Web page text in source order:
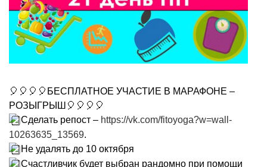
🎈🎈🎈🎈БЕСПЛАТНОЕ УЧАСТИЕ В МАРАФОНЕ –
РОЗЫГРЫШ🎈🎈🎈🎈
Сделать репост – https://vk.com/fitoyoga?w=wall-
10263635_13569.
Не удалять до 10 октября
Счастливчик будет выбран рандомно при помощи